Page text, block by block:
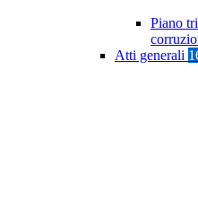
Piano
Atti generali